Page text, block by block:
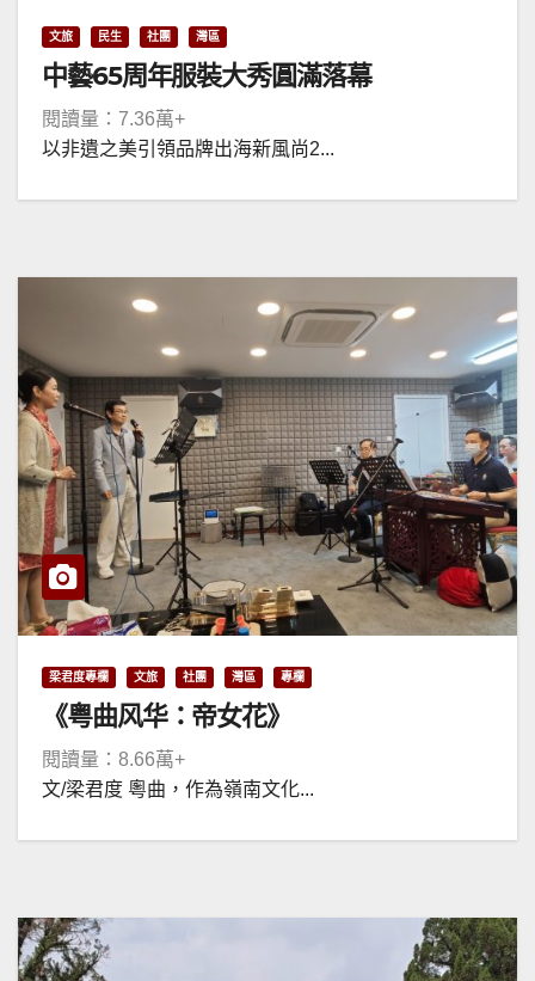
文旅 民生 社團 灣區
中藝65周年服裝大秀圓滿落幕
閱讀量：7.36萬+
以非遺之美引領品牌出海新風尚2...
梁君度專欄 文旅 社團 灣區 專欄
《粤曲风华：帝女花》
閱讀量：8.66萬+
文/梁君度 粵曲，作為嶺南文化...